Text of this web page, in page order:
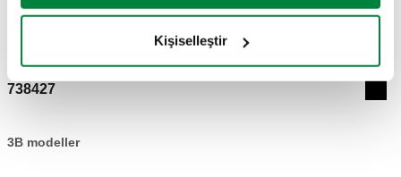
Kişiselleştir
738427
3B modeller